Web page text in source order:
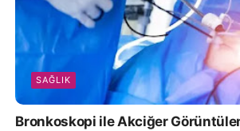
SAĞLIK
Bronkoskopi ile Akciğer